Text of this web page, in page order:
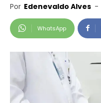
Por Edenevaldo Alves -
WhatsApp